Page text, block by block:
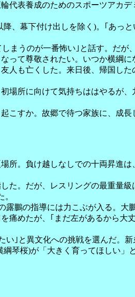
表養成のためのスポーツアカ
、幕下付け出しを除く)。｢あっ
うのが一番怖い｣と話す。だが
って尊敬されたい。いつか横綱に
も亡くした。来日後、帰国し
所に向けて気持ちははやるが
起こすか。故郷で待つ家族に
。負け越しなしでの十両昇進は
。だが、レスリングの最重量級
鵬の指導には力こぶが入る。大
めたが、｢まだ左があるから大
｣と異文化への挑戦を選んだ。
琴桜)が「大きく育ってほしい」